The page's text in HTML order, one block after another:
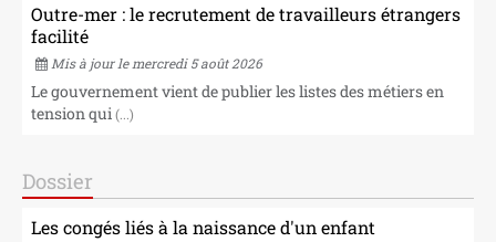
Outre-mer : le recrutement de travailleurs étrangers
facilité
Mis à jour le mercredi 5 août 2026
Le gouvernement vient de publier les listes des métiers en
tension qui (...)
Dossier
Les congés liés à la naissance d'un enfant